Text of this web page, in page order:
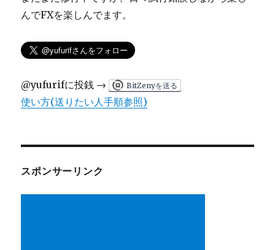
んでFXを楽しんでます。
@yufurifに投銭 → BitZenyを送る
使い方(送りたい人手順参照)
スポンサーリンク